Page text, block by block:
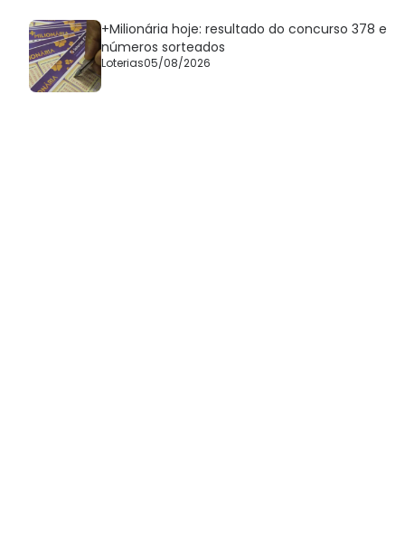
+Milionária hoje: resultado do concurso 378 e
números sorteados
Loterias05/08/2026